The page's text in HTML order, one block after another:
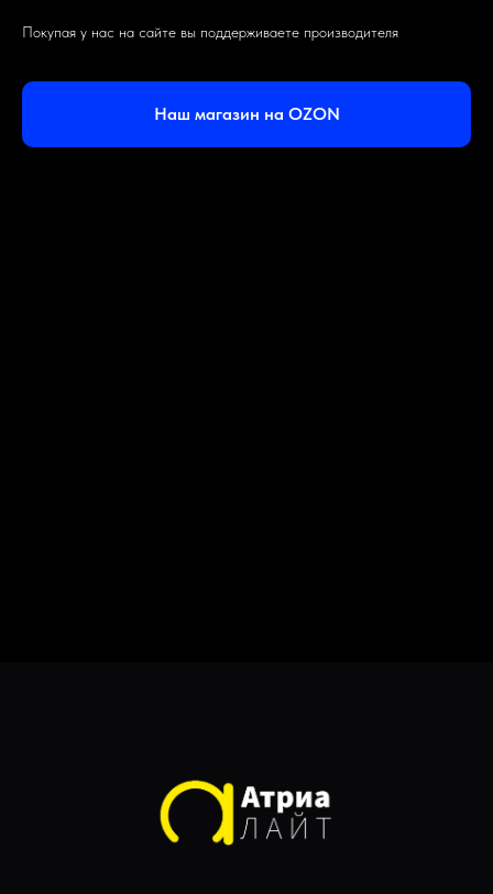
Покупая у нас на сайте вы поддерживаете производителя
Наш магазин на OZON